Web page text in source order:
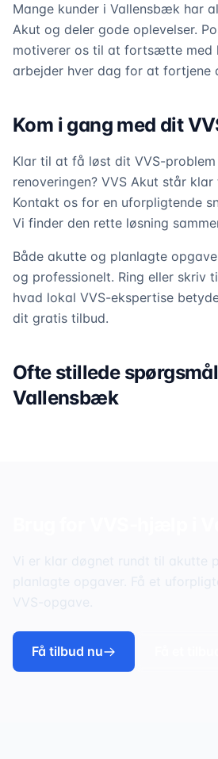
Mange kunder i Vallensbæk har
Akut og deler gode oplevelser.
motiverer os til at fortsætte med
arbejder hver dag for at fortjene
Kom i gang med dit
Klar til at få løst dit VVS-
renoveringen? VVS Akut står
Kontakt os for en uforpligtende
Vi finder den rette løsning
Både akutte og planlagte
og professionelt. Ring eller skriv
hvad lokal VVS-ekspertise
dit gratis tilbud.
Ofte stillede
Vallensbæk
Vi er klar døgnet rundt til akutte
planlagte opgaver. Få et
VVS-opgave.
Få tilbud nu